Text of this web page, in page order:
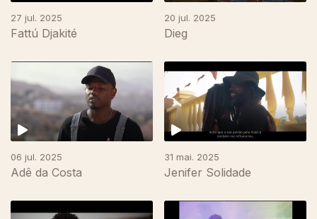
27 jul. 2025
Fattú Djakité
20 jul. 2025
Dieg
06 jul. 2025
Adê da Costa
31 mai. 2025
Jenifer Solidade